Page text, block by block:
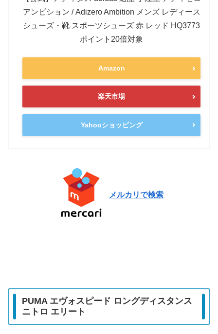
アンビション / Adizero Ambition メンズ レディース
シューズ・靴 スポーツシューズ 赤 レッド HQ3773
ポイント20倍対象
Amazon
楽天市場
Yahooショッピング
メルカリで検索
PUMA エヴォスピード ロングディスタンス
ニトロ エリート